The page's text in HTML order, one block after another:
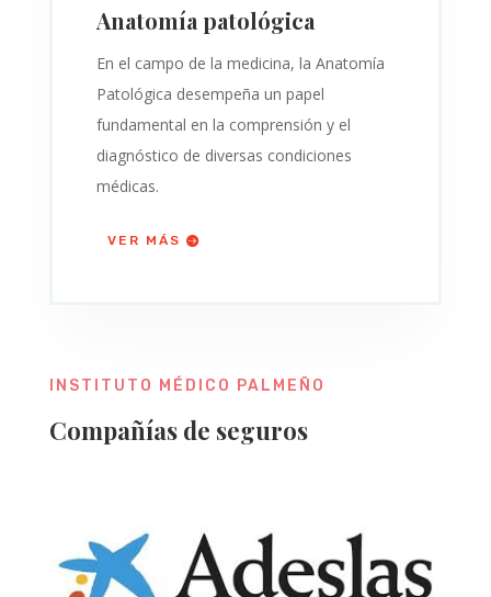
Anatomía patológica
En el campo de la medicina, la Anatomía
Patológica desempeña un papel
fundamental en la comprensión y el
diagnóstico de diversas condiciones
médicas.
VER MÁS
INSTITUTO MÉDICO PALMEÑO
Compañías de seguros